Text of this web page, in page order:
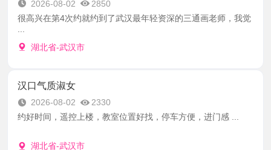
2026-08-02
2850
很高兴在第4次约就约到了武汉最年轻资深的三通画老师，我觉
湖北省-武汉市
汉口气质淑女
2026-08-02
2330
约好时间，遥控上楼，教室位置好找，停车方便，进门感 ...
湖北省-武汉市